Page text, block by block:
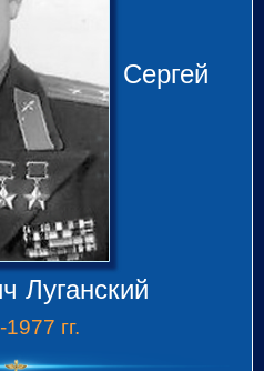
Сергей
Луганский
гг.